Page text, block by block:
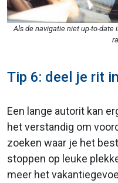
Als de navigatie niet up-to-date
Tip 6: deel je rit
Een lange autorit kan
het verstandig om
zoeken waar je het
stoppen op leuke
meer het